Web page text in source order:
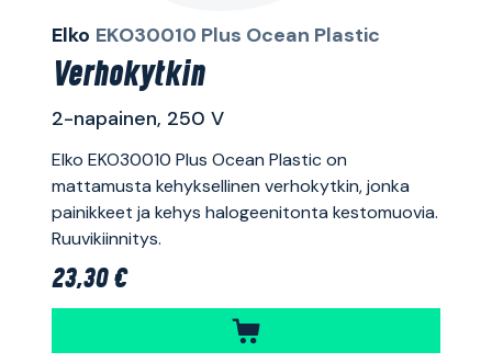
Elko EKO30010 Plus Ocean Plastic
Verhokytkin
2-napainen, 250 V
Elko EKO30010 Plus Ocean Plastic on
mattamusta kehyksellinen verhokytkin, jonka
painikkeet ja kehys halogeenitonta kestomuovia.
Ruuvikiinnitys.
23,30 €